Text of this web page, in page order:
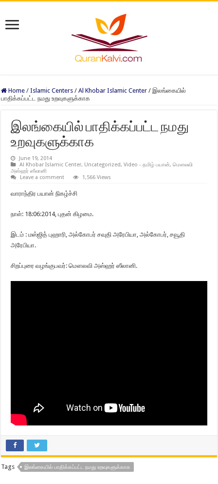
Home / Islamic Centers / Al Khobar Islamic Center / இலங்கையில்
பாதிக்கப்பட்ட நமது உறவுகளுக்காக
இலங்கையில் பாதிக்கப்பட்ட நமது
உறவுகளுக்காக
June 19, 2014
Al Khobar Islamic Center, Uncategorized,Video - தமிழ் பயான்,மௌலவி
அஸ்ஹர் ஸீலானி
Leave a comment
1,566 Views
வாராந்திர பயான் நிகழ்ச்சி
நாள்: 18:06:2014, புதன் கிழமை.
இடம் : மஸ்ஜித் புஹாரி, அல்கோபர் சவுதி அரேபியா, அல்கோபர், சவூதி
அரேபியா.
சிறப்புரை வழங்குபவர்: மௌலவி அஸ்ஹர் ஸீலானி.
Tags இலங்கையில் பாதிக்கப்பட்ட நமது உறவுகளுக்காக